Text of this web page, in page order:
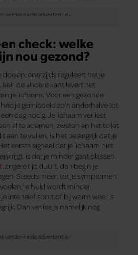
check: welke
nou gezond?
enerzijds reguleert het je
de andere kant levert het
je lichaam. Voor een gezonde
je gemiddeld zo’n anderhalve tot
dag nodig. Je lichaam verliest
al te ademen, zweten en het toilet
aan te vullen, is het belangrijk dat je
eerste signaal dat je lichaam niet
is dat je minder gaat plassen.
langere tijd duurt, dan begin je
Steeds meer, tot je symptomen
voelen, je huid wordt minder
je intensief sport of bij warm weer is
Dan verlies je namelijk nog